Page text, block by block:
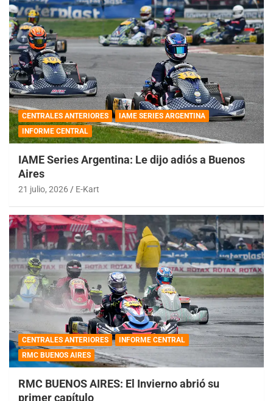
CENTRALES ANTERIORES
IAME SERIES ARGENTINA
INFORME CENTRAL
IAME Series Argentina: Le dijo adiós a Buenos
Aires
21 julio, 2026 E-Kart
CENTRALES ANTERIORES
INFORME CENTRAL
RMC BUENOS AIRES
RMC BUENOS AIRES: El Invierno abrió su
primer capítulo